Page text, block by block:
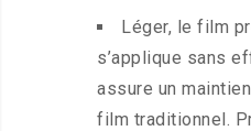
Léger, le film
s’applique sans
assure un
film traditionnel.